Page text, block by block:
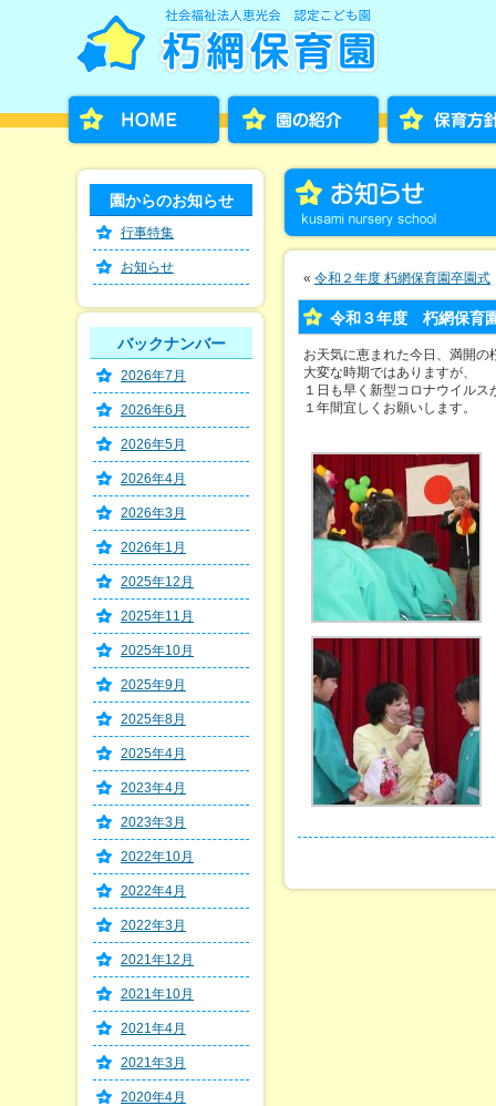
« 令和２年度 朽網保育園卒園式
令和３年度 朽網保育
お天気に恵まれた今日、満開
大変な時期ではありますが、
１日も早く新型コロナウイル
１年間宜しくお願いします。
園からのお知らせ
行事特集
お知らせ
バックナンバー
2026年7月
2026年6月
2026年5月
2026年4月
2026年3月
2026年1月
2025年12月
2025年11月
2025年10月
2025年9月
2025年8月
2025年4月
2023年4月
2023年3月
2022年10月
2022年4月
2022年3月
2021年12月
2021年10月
2021年4月
2021年3月
2020年4月